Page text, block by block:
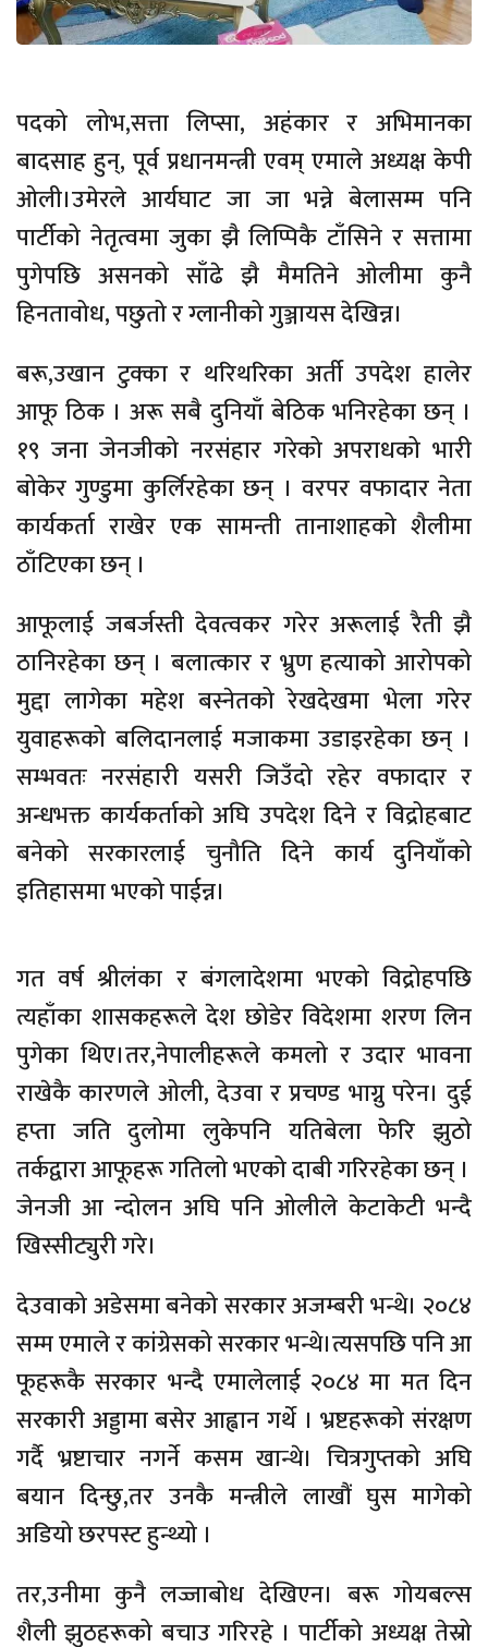
पदको लोभ,सत्ता लिप्सा, अहंकार र अभिमानका
बादसाह हुन्, पूर्व प्रधानमन्त्री एवम् एमाले अध्यक्ष केपी
ओली।उमेरले आर्यघाट जा जा भन्ने बेलासम्म पनि
पार्टीको नेतृत्वमा जुका झै लिप्पिकै टाँसिने र सत्तामा
पुगेपछि असनको साँढे झै मैमतिने ओलीमा कुनै
हिनतावोध, पछुतो र ग्लानीको गुञ्जायस देखिन्न।
बरू,उखान टुक्का र थरिथरिका अर्ती उपदेश हालेर
आफू ठिक । अरू सबै दुनियाँ बेठिक भनिरहेका छन् ।
१९ जना जेनजीको नरसंहार गरेको अपराधको भारी
बोकेर गुण्डुमा कुर्लिरहेका छन् । वरपर वफादार नेता
कार्यकर्ता राखेर एक सामन्ती तानाशाहको शैलीमा
ठाँटिएका छन् ।
आफूलाई जबर्जस्ती देवत्वकर गरेर अरूलाई रैती झै
ठानिरहेका छन् । बलात्कार र भ्रुण हत्याको आरोपको
मुद्दा लागेका महेश बस्नेतको रेखदेखमा भेला गरेर
युवाहरूको बलिदानलाई मजाकमा उडाइरहेका छन् ।
सम्भवतः नरसंहारी यसरी जिउँदो रहेर वफादार र
अन्धभक्त कार्यकर्ताको अघि उपदेश दिने र विद्रोहबाट
बनेको सरकारलाई चुनौति दिने कार्य दुनियाँको
इतिहासमा भएको पाईन्न।
गत वर्ष श्रीलंका र बंगलादेशमा भएको विद्रोहपछि
त्यहाँका शासकहरूले देश छोडेर विदेशमा शरण लिन
पुगेका थिए।तर,नेपालीहरूले कमलो र उदार भावना
राखेकै कारणले ओली, देउवा र प्रचण्ड भाग्नु परेन। दुई
हप्ता जति दुलोमा लुकेपनि यतिबेला फेरि झुठो
तर्कद्वारा आफूहरू गतिलो भएको दाबी गरिरहेका छन् ।
जेनजी आ न्दोलन अघि पनि ओलीले केटाकेटी भन्दै
खिस्सीट्युरी गरे।
देउवाको अडेसमा बनेको सरकार अजम्बरी भन्थे। २०८४
सम्म एमाले र कांग्रेसको सरकार भन्थे।त्यसपछि पनि आ
फूहरूकै सरकार भन्दै एमालेलाई २०८४ मा मत दिन
सरकारी अड्डामा बसेर आह्वान गर्थे । भ्रष्टहरूको संरक्षण
गर्दै भ्रष्टाचार नगर्ने कसम खान्थे। चित्रगुप्तको अघि
बयान दिन्छु,तर उनक‌ै मन्त्रीले लाखौं घुस मागेको
अडियो छरपस्ट हुन्थ्यो ।
तर,उनीमा कुनै लज्जाबोध देखिएन। बरू गोयबल्स
शैली झुठहरूको बचाउ गरिरहे । पार्टीको अध्यक्ष तेस्रो